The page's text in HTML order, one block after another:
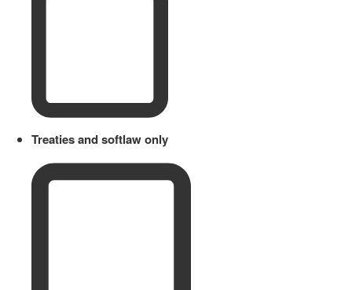
Treaties and softlaw only